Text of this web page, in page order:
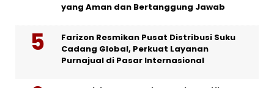
yang Aman dan Bertanggung Jawab
Farizon Resmikan Pusat Distribusi Suku
Cadang Global, Perkuat Layanan
Purnajual di Pasar Internasional